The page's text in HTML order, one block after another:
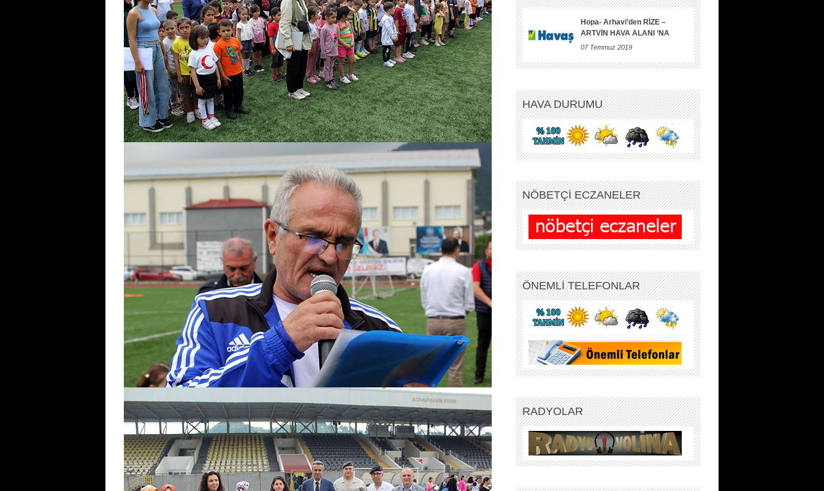
Hopa- Arhavi’den RİZE –
ARTVİN HAVA ALANI ‘NA
07 Temmuz 2019
HAVA DURUMU
NÖBETÇİ ECZANELER
ÖNEMLİ TELEFONLAR
RADYOLAR